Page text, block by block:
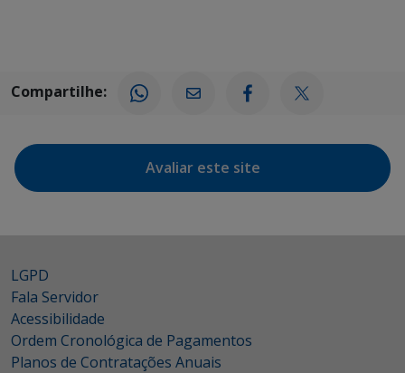
Compartilhe:
Avaliar este site
LGPD
Fala Servidor
Acessibilidade
Ordem Cronológica de Pagamentos
Planos de Contratações Anuais